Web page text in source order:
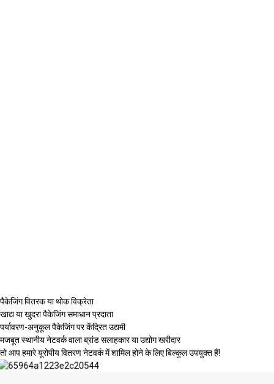
पैकेजिंग वितरक या थोक विक्रेता
खाद्य या खुदरा पैकेजिंग समाधान प्रदाता
पर्यावरण-अनुकूल पैकेजिंग पर केंद्रित उद्यमी
मजबूत स्थानीय नेटवर्क वाला ब्रांड सलाहकार या उद्योग खरीदार
तो आप हमारे यूरोपीय वितरण नेटवर्क में शामिल होने के लिए बिल्कुल उपयुक्त हैं!